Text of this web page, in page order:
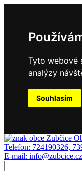
Tyto webové
analýzy
Souhlasím
Telefon: 724190326,
E-mail: info@zubcice.cz